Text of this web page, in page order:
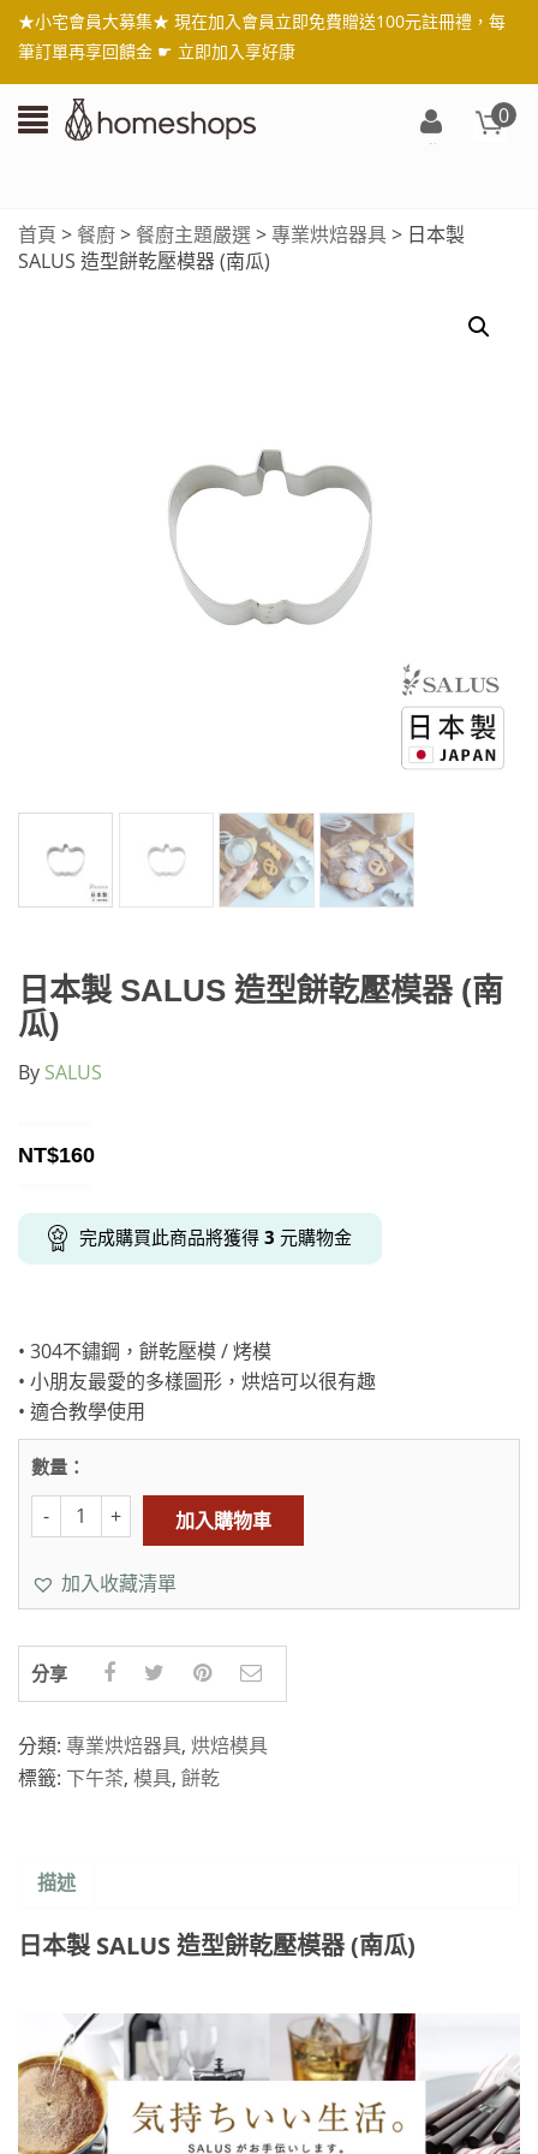
★小宅會員大募集★ 現在加入會員立即免費贈送100元註冊禮，每
筆訂單再享回饋金 ☛ 立即加入享好康
0
冊
首頁 > 餐廚> 餐廚主題嚴選>專業烘焙器具> 日本製
SALUS 造型餅乾壓模器 (南瓜)
日本製 SALUS 造型餅乾壓模器 (南
瓜)
By SALUS
NT$160
完成購買此商品將獲得 3 元購物金
• 304不鏽鋼，餅乾壓模 / 烤模
• 小朋友最愛的多樣圖形，烘焙可以很有趣
• 適合教學使用
數量：
加入購物車
加入收藏清單
分享
分類: 專業烘焙器具, 烘焙模具
標籤: 下午茶, 模具, 餅乾
描述
日本製 SALUS 造型餅乾壓模器 (南瓜)